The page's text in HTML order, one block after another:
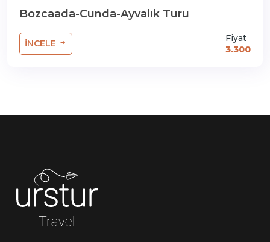
Bozcaada-Cunda-Ayvalık Turu
İNCELE
Fiyat
3.300